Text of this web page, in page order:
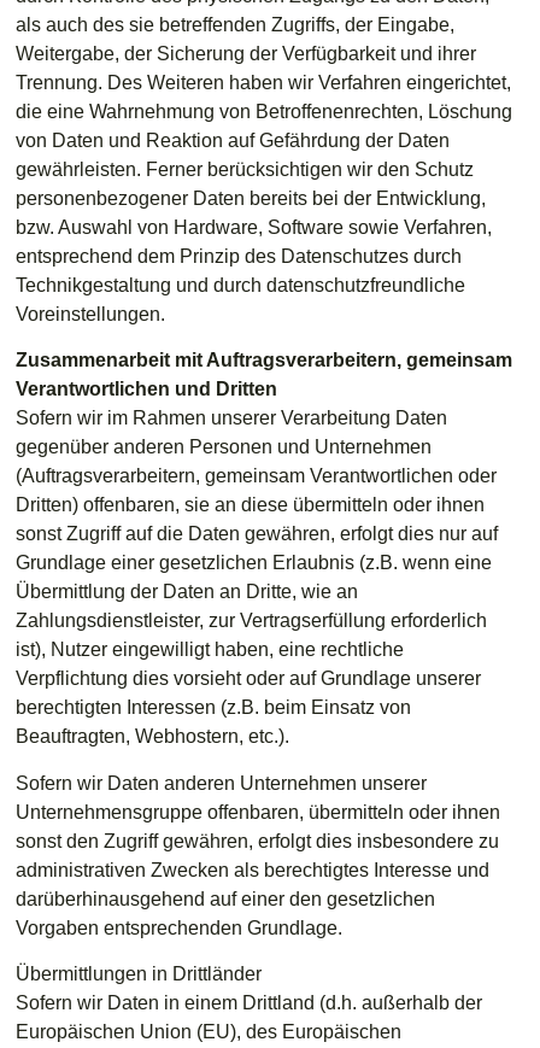
als auch des sie betreffenden Zugriffs, der Eingabe,
Weitergabe, der Sicherung der Verfügbarkeit und ihrer
Trennung. Des Weiteren haben wir Verfahren eingerichtet,
die eine Wahrnehmung von Betroffenenrechten, Löschung
von Daten und Reaktion auf Gefährdung der Daten
gewährleisten. Ferner berücksichtigen wir den Schutz
personenbezogener Daten bereits bei der Entwicklung,
bzw. Auswahl von Hardware, Software sowie Verfahren,
entsprechend dem Prinzip des Datenschutzes durch
Technikgestaltung und durch datenschutzfreundliche
Voreinstellungen.
Zusammenarbeit mit Auftragsverarbeitern, gemeinsam
Verantwortlichen und Dritten
Sofern wir im Rahmen unserer Verarbeitung Daten
gegenüber anderen Personen und Unternehmen
(Auftragsverarbeitern, gemeinsam Verantwortlichen oder
Dritten) offenbaren, sie an diese übermitteln oder ihnen
sonst Zugriff auf die Daten gewähren, erfolgt dies nur auf
Grundlage einer gesetzlichen Erlaubnis (z.B. wenn eine
Übermittlung der Daten an Dritte, wie an
Zahlungsdienstleister, zur Vertragserfüllung erforderlich
ist), Nutzer eingewilligt haben, eine rechtliche
Verpflichtung dies vorsieht oder auf Grundlage unserer
berechtigten Interessen (z.B. beim Einsatz von
Beauftragten, Webhostern, etc.).
Sofern wir Daten anderen Unternehmen unserer
Unternehmensgruppe offenbaren, übermitteln oder ihnen
sonst den Zugriff gewähren, erfolgt dies insbesondere zu
administrativen Zwecken als berechtigtes Interesse und
darüberhinausgehend auf einer den gesetzlichen
Vorgaben entsprechenden Grundlage.
Übermittlungen in Drittländer
Sofern wir Daten in einem Drittland (d.h. außerhalb der
Europäischen Union (EU), des Europäischen